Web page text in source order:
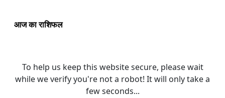
आज का राशिफल